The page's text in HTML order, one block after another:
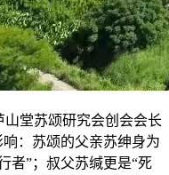
堂苏颂研究会创会会长
：苏颂的父亲苏绅身为
者”；叔父苏缄更是“死